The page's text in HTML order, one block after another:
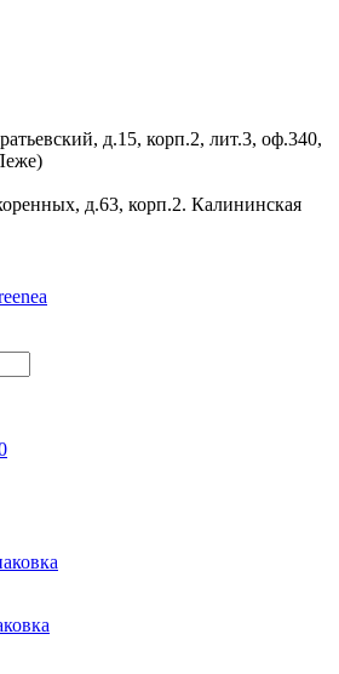
д.15, корп.2, лит.3, оф.340,
д.63, корп.2. Калининская